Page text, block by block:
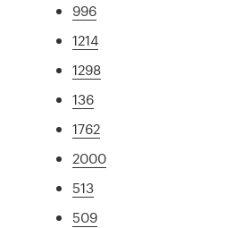
996
1214
1298
136
1762
2000
513
509